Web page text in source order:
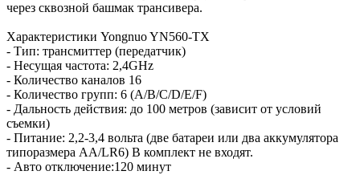
через сквозной башмак трансивера.
Характеристики Yongnuo YN560-TX
- Тип: трансмиттер (передатчик)
- Несущая частота: 2,4GHz
- Количество каналов 16
- Количество групп: 6 (A/B/C/D/E/F)
- Дальность действия: до 100 метров (зависит от условий
съемки)
- Питание: 2,2-3,4 вольта (две батареи или два аккумулятора
типоразмера АА/LR6) В комплект не входят.
- Авто отключение:120 минут